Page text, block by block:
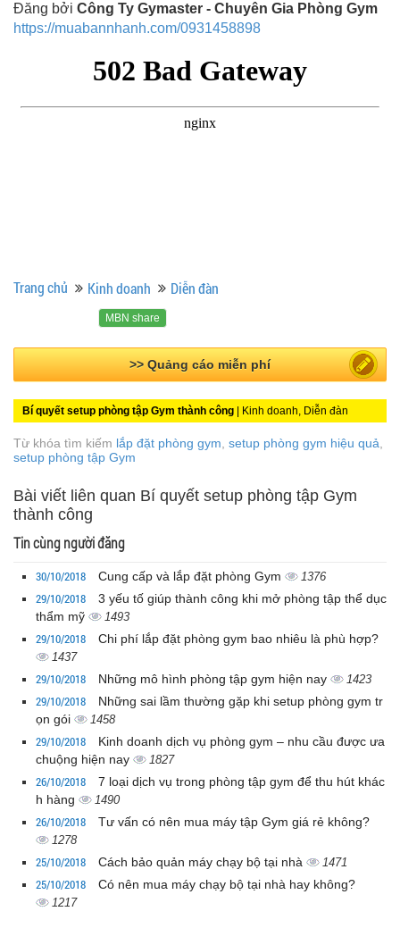
Đăng bởi Công Ty Gymaster - Chuyên Gia Phòng Gym
https://muabannhanh.com/0931458898
Trang chủ Kinh doanh Diễn đàn
MBN share
>> Bài PR miễn phí
Bí quyết setup phòng tập Gym thành công | Kinh doanh, Diễn đàn
Từ khóa tìm kiếm lắp đặt phòng gym setup phòng gym hiệu quả
setup phòng tập Gym
Bài viết liên quan Bí quyết setup phòng tập Gym
thành công
Tin cùng người đăng
30/10/2018 Cung cấp và lắp đặt phòng Gym 1376
29/10/2018
3 yếu tố giúp thành công khi mở phòng tập thể dục
thẩm mỹ
1493
29/10/2018 Chi phí lắp đặt phòng gym bao nhiêu là phù hợp?
1437
29/10/2018 Những mô hình phòng tập gym hiện nay 1423
29/10/2018
Những sai lầm thường gặp khi setup phòng gym tr
ọn gói
1458
29/10/2018
Kinh doanh dịch vụ phòng gym – nhu cầu được ưa
chuộng hiện nay
1827
26/10/2018
7 loại dịch vụ trong phòng tập gym để thu hút khác
h hàng
1490
26/10/2018 Tư vấn có nên mua máy tập Gym giá rẻ không?
1278
25/10/2018 Cách bảo quản máy chạy bộ tại nhà 1471
25/10/2018 Có nên mua máy chạy bộ tại nhà hay không?
1217